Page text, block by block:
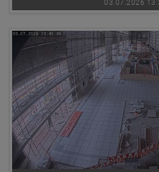
03.07.2026